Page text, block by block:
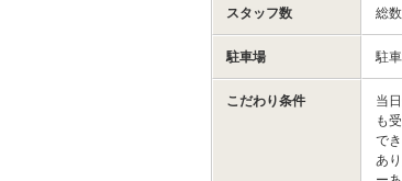
スタッフ数 総
駐車場 駐
こだわり条件
当
も
で
あ